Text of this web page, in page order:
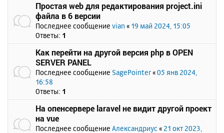
Простая web для редактирования project.ini
файла в 6 версии
Последнее сообщение vian « 19 май 2024, 15:05
Ответы: 1
Как перейти на другой версия php в OPEN
SERVER PANEL
Последнее сообщение SagePointer «05 янв 2024,
16:58
Ответы: 1
На опенсервере laravel не видит другой проект
на vue
Последнее сообщение Александриус « 21 окт 2023,